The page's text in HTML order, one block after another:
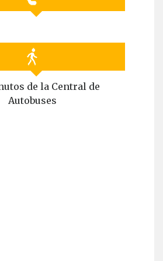
de la Central de
Autobuses